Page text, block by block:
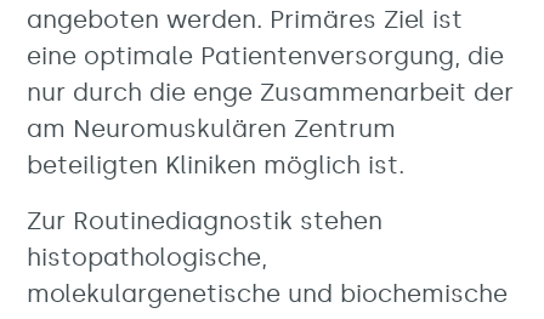
angeboten werden. Primäres Ziel ist
eine optimale Patientenversorgung, die
nur durch die enge Zusammenarbeit der
am Neuromuskulären Zentrum
beteiligten Kliniken möglich ist.
Zur Routinediagnostik stehen
histopathologische,
molekulargenetische und biochemische